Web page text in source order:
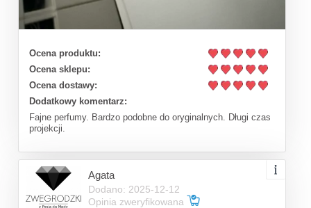
Ocena produktu:
Ocena sklepu:
Ocena dostawy:
Dodatkowy komentarz:
Fajne perfumy. Bardzo podobne do oryginalnych. Długi czas
projekcji.
Agata
Dodano: 2025-12-12
Opinia zweryfikowana